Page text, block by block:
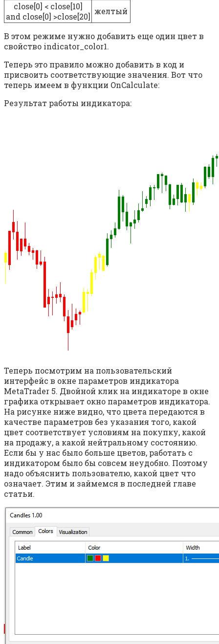
close[0] < close[10]
and close[0] >close[20]
желтый
В этом режиме нужно добавить еще один цвет в
свойство indicator_color1.
Теперь это правило можно добавить в код и
присвоить соответствующие значения. Вот что
теперь имеем в функции OnCalculate:
Результат работы индикатора:
Теперь посмотрим на пользовательский
интерфейс в окне параметров индикатора
MetaTrader 5. Двойной клик на индикаторе в окне
графика открывает окно параметров индикатора.
На рисунке ниже видно, что цвета передаются в
качестве параметров без указания того, какой
цвет соответствует условиям на покупку, какой
на продажу, а какой нейтральному состоянию.
Если бы у нас было больше цветов, работать с
индикатором было бы совсем неудобно. Поэтому
надо объяснить пользователю, какой цвет что
означает. Этим и займемся в последней главе
статьи.